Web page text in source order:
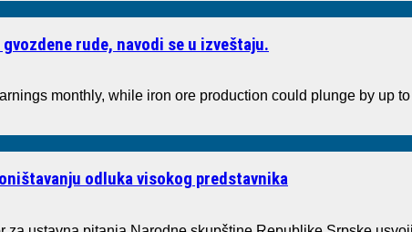
rude, navodi se u izveštaju.
monthly, while iron ore production could plunge by up
odluka visokog predstavnika